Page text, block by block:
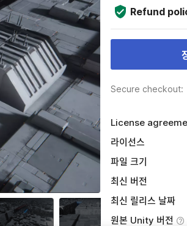
Refund
Secure checkout:
License
라이선스
파일 크기
최신 버전
최신 릴리스 날짜
원본 Unity 버전